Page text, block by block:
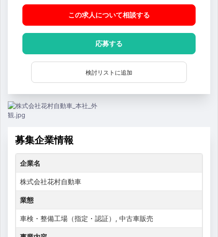
この求人について相談する
応募する
検討リストに追加
募集企業情報
企業名
株式会社花村自動車
業態
車検・整備工場（指定・認証）, 中古車販売